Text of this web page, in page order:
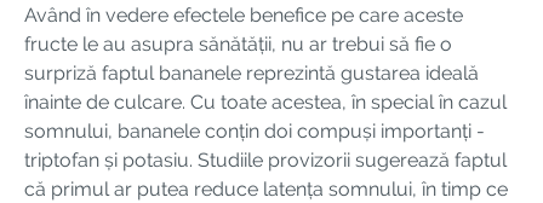
Având în vedere efectele benefice pe care aceste
fructe le au asupra sănătății, nu ar trebui să fie o
surpriză faptul bananele reprezintă gustarea ideală
înainte de culcare. Cu toate acestea, în special în cazul
somnului, bananele conțin doi compuși importanți -
triptofan și potasiu. Studiile provizorii sugerează faptul
că primul ar putea reduce latența somnului, în timp ce